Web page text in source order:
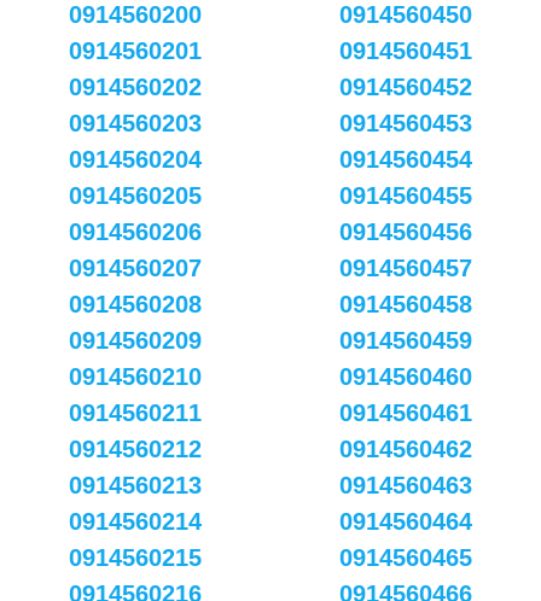
0914560200
0914560201
0914560202
0914560203
0914560204
0914560205
0914560206
0914560207
0914560208
0914560209
0914560210
0914560211
0914560212
0914560213
0914560214
0914560215
0914560216
0914560450
0914560451
0914560452
0914560453
0914560454
0914560455
0914560456
0914560457
0914560458
0914560459
0914560460
0914560461
0914560462
0914560463
0914560464
0914560465
0914560466